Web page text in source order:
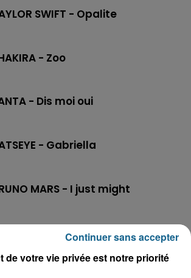
SWIFT - Opalite
- Zoo
- Dis moi oui
- Gabriella
MARS - I just might
- Avec toi
de votre vie privée est notre priorité
Continuer sans accepter